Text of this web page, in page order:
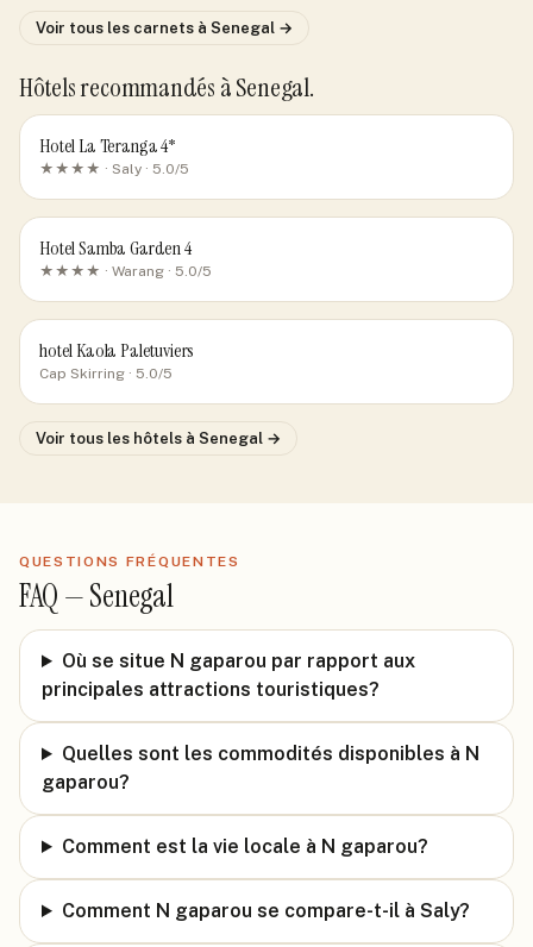
Voir tous les carnets à Senegal →
Hôtels recommandés à Senegal.
Hotel La Teranga 4*
★★★★ · Saly · 5.0/5
Hotel Samba Garden 4
★★★★ · Warang · 5.0/5
hotel Kaola Paletuviers
Cap Skirring · 5.0/5
Voir tous les hôtels à Senegal →
QUESTIONS FRÉQUENTES
FAQ —Senegal
Où se situe N gaparou par rapport aux
principales attractions touristiques?
Quelles sont les commodités disponibles à N
gaparou?
Comment est la vie locale à N gaparou?
Comment N gaparou se compare-t-il à Saly?